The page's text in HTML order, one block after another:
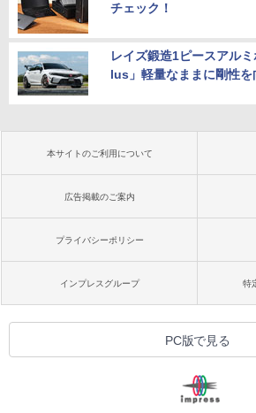
チェック！
レイズ鍛造1ピースアル
lus」軽量なままに剛性を
本サイトのご利用について
広告掲載のご案内
プライバシーポリシー
インプレスグループ 特
PC版で見る